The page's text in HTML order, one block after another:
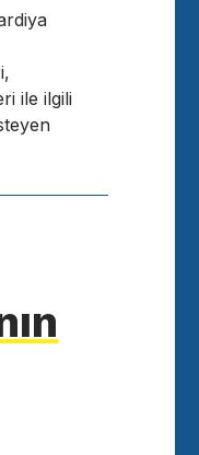
ile ilgili